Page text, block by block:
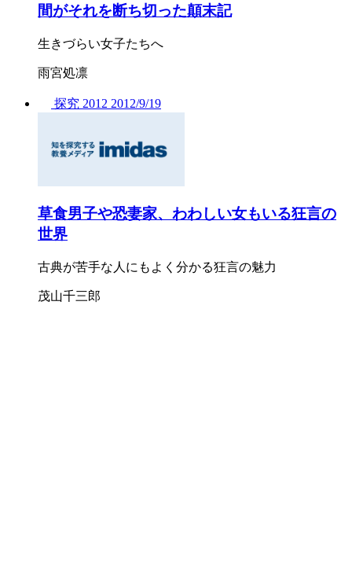
間がそれを断ち切った顛末記
生きづらい女子たちへ
雨宮処凛
探究 2012 2012/9/19
草食男子や恐妻家、わわしい女もいる狂言の
世界
古典が苦手な人にもよく分かる狂言の魅力
茂山千三郎